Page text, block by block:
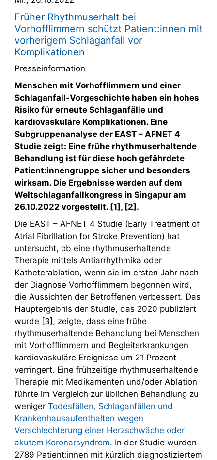
Früher Rhythmuserhalt bei
Vorhofflimmern schützt Patient:innen mit
vorherigem Schlaganfall vor
Komplikationen
Presseinformation
Menschen mit Vorhofflimmern und einer
Schlaganfall-Vorgeschichte haben ein hohes
Risiko für erneute Schlaganfälle und
kardiovaskuläre Komplikationen. Eine
Subgruppenanalyse der EAST – AFNET 4
Studie zeigt: Eine frühe rhythmuserhaltende
Behandlung ist für diese hoch gefährdete
Patient:innengruppe sicher und besonders
wirksam. Die Ergebnisse werden auf dem
Weltschlaganfallkongress in Singapur am
26.10.2022 vorgestellt. [1], [2].
Die EAST – AFNET 4 Studie (Early Treatment of
Atrial Fibrillation for Stroke Prevention) hat
untersucht, ob eine rhythmuserhaltende
Therapie mittels Antiarrhythmika oder
Katheterablation, wenn sie im ersten Jahr nach
der Diagnose Vorhofflimmern begonnen wird,
die Aussichten der Betroffenen verbessert. Das
Hauptergebnis der Studie, das 2020 publiziert
wurde [3], zeigte, dass eine frühe
rhythmuserhaltende Behandlung bei Menschen
mit Vorhofflimmern und Begleiterkrankungen
kardiovaskuläre Ereignisse um 21 Prozent
verringert. Eine frühzeitige rhythmuserhaltende
Therapie mit Medikamenten und/oder Ablation
führte im Vergleich zur üblichen Behandlung zu
weniger Todesfällen, Schlaganfällen und
Krankenhausaufenthalten wegen
Verschlechterung einer Herzschwäche oder
akutem Koronarsyndrom. In der Studie wurden
2789 Patient:innen mit kürzlich diagnostiziertem